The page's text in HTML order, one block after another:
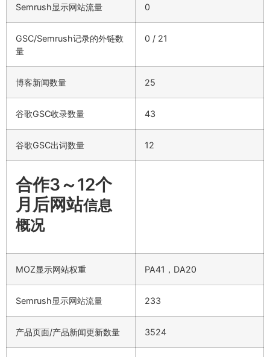
Semrush显示网站流量 0
GSC/Semrush记录的外链数
量
0 / 21
博客新闻数量 25
谷歌GSC收录数量 43
谷歌GSC出词数量 12
合作3～12个
月后网站信息
概况
MOZ显示网站权重 PA41，DA20
Semrush显示网站流量 233
产品页面/产品新闻更新数量 3524